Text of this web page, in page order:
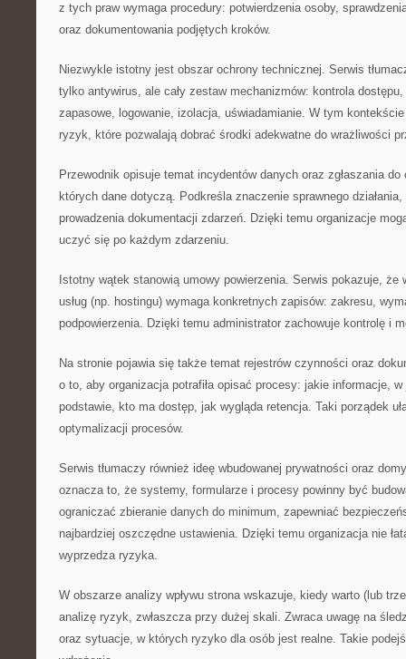
z tych praw wymaga procedury: potwierdzenia osoby,
oraz dokumentowania podjętych kroków.
Niezwykle istotny jest obszar ochrony technicznej. Serwis
tylko antywirus, ale cały zestaw mechanizmów: kontrola
zapasowe, logowanie, izolacja, uświadamianie. W tym
ryzyk, które pozwalają dobrać środki adekwatne do wrażliwości
Przewodnik opisuje temat incydentów danych oraz zgłaszania
których dane dotyczą. Podkreśla znaczenie sprawnego
prowadzenia dokumentacji zdarzeń. Dzięki temu organizacje
uczyć się po każdym zdarzeniu.
Istotny wątek stanowią umowy powierzenia. Serwis pokazuje, że
usług (np. hostingu) wymaga konkretnych zapisów: zakresu,
podpowierzenia. Dzięki temu administrator zachowuje kontrolę i
Na stronie pojawia się także temat rejestrów czynności oraz
o to, aby organizacja potrafiła opisać procesy: jakie informacje,
podstawie, kto ma dostęp, jak wygląda retencja. Taki porządek
optymalizacji procesów.
Serwis tłumaczy również ideę wbudowanej prywatności oraz
oznacza to, że systemy, formularze i procesy powinny być
ograniczać zbieranie danych do minimum, zapewniać
najbardziej oszczędne ustawienia. Dzięki temu organizacja nie
wyprzedza ryzyka.
W obszarze analizy wpływu strona wskazuje, kiedy warto (lub
analizę ryzyk, zwłaszcza przy dużej skali. Zwraca uwagę na
oraz sytuacje, w których ryzyko dla osób jest realne. Takie